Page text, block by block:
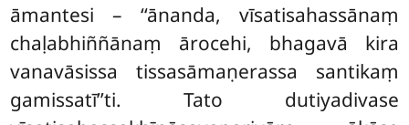
āmantesi – ‘‘ānanda, vīsatisahassānaṃ
chaḷabhiññānaṃ ārocehi, bhagavā kira
vanavāsissa tissasāmaṇerassa santikaṃ
gamissatī’’ti. Tato dutiyadivase